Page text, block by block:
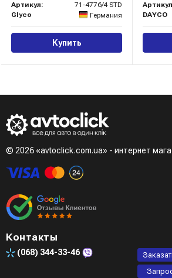
Артикул:
71-4776/4 STD
Glyco
Германия
Купить
DAYCO
© 2026 «avtoclick.com.ua» - интернет
Контакты
(068) 344-33-46